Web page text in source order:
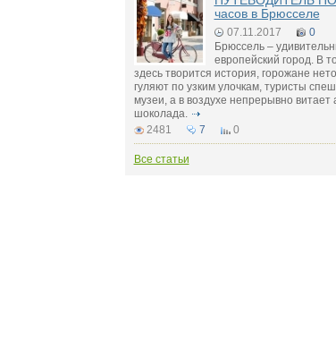
часов в Брюсселе
07.11.2017
0
Брюссель –
европейский город. В
здесь творится история, горожане
гуляют по узким улочкам, туристы
музеи, а в воздухе непрерывно витает
шоколада.
2481
7 0
Все статьи